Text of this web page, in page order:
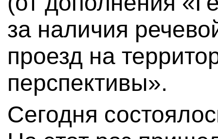
за наличия
проезд на
перспективы».
Сегодня